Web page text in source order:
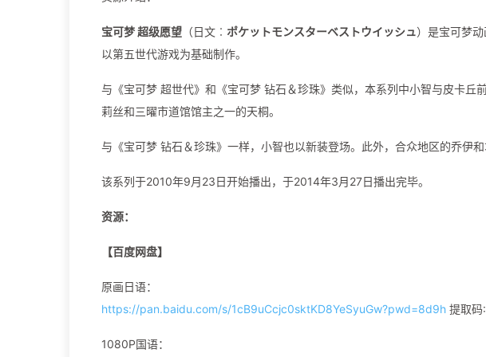
宝可梦 超级愿望 （日文︰ ポケットモンスターベストウイッシュ）是宝可梦
以第五世代游戏为基础制作。
与《宝可梦 超世代》和《宝可梦 钻石＆珍珠》类似，本系列中小智与皮卡丘
莉丝和三曜市道馆馆主之一的天桐。
与《宝可梦 钻石＆珍珠》一样，小智也以新装登场。此外，合众地区的乔伊
该系列于2010年9月23日开始播出，于2014年3月27日播出完毕。
资源：
【百度网盘】
原画日语：
https://pan.baidu.com/s/1cB9uCcjc0sktKD8YeSyuGw?pwd=8d9h 提取
1080P国语：